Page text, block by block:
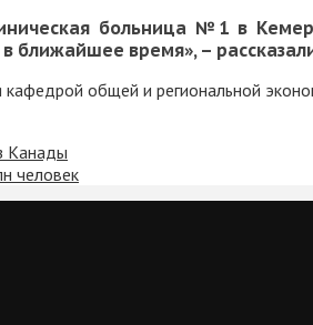
больница №1 в
ближайшее время», –
общей и региональной
Канады
человек